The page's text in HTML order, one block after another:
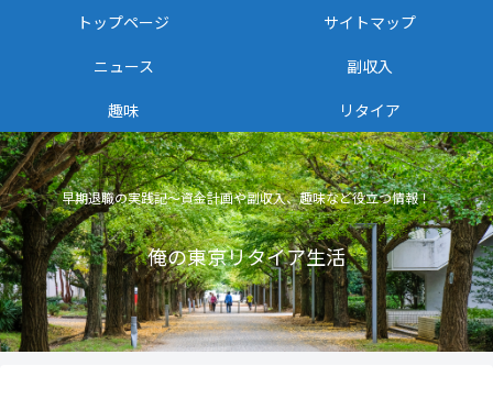
早期退職の実践記〜資金計画や副収入、趣味など役立つ情報！
俺の東京リタイア生活
トップページ
サイトマップ
ニュース
副収入
趣味
リタイア